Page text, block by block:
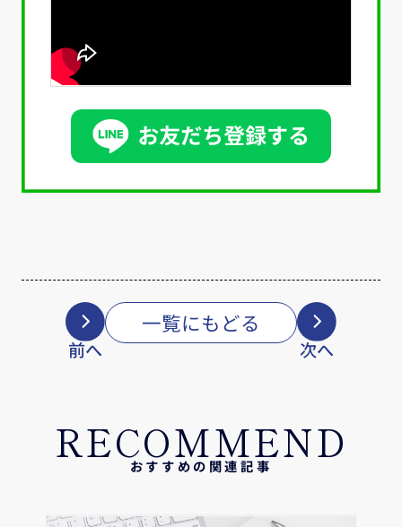
前へ
一覧にもどる
次へ
RECOMMEND
おすすめの関連記事